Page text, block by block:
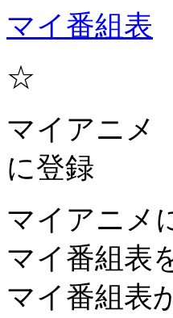
マイ番組表
☆
マイアニメ
に登録
マイアニメ
マイ番組表
マイ番組表